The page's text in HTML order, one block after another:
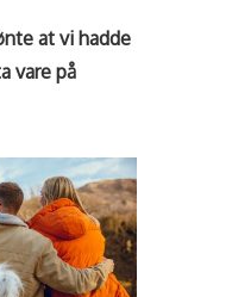
at vi hadde
vare på